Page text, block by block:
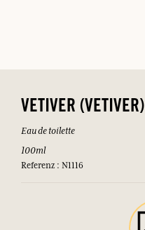
VETIVER (VETIVER)
Eau de toilette
100ml
Referenz : N1116